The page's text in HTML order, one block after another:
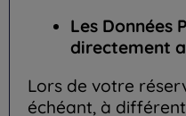
Les Données
directement
Lors de votre
échéant, à